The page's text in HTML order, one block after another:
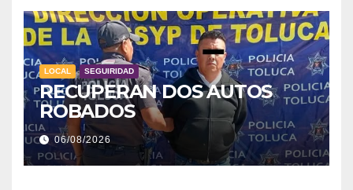
LOCAL SEGUIRIDAD
RECUPERAN DOS AUTOS
ROBADOS
06/08/2026